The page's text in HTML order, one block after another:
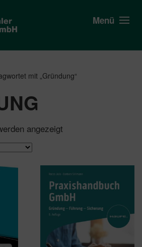
Menü
mit „Gründung“
angezeigt